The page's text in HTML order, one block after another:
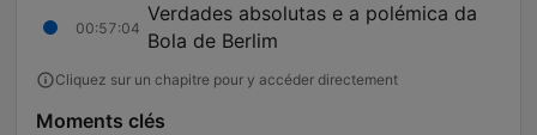
00:57:04
Verdades absolutas e a polémica da
Bola de Berlim
Cliquez sur un chapitre pour y accéder directement
Moments clés